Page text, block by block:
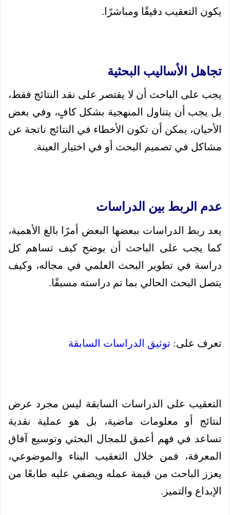
يكون التعقيب دقيقًا ومباشرًا.
تجاهل الأساليب البحثية
يجب على الباحث أن لا يقتصر على نقد النتائج فقط،
بل يجب أن يتناول المنهجية بشكل كافٍ، وفي بعض
الأحيان، يمكن أن تكون الأخطاء في النتائج ناتجة عن
مشاكل في تصميم البحث أو في اختيار العينة.
عدم الربط بين الدراسات
يعد ربط الدراسات ببعضها البعض أمرًا بالغ الأهمية،
كما يجب على الباحث أن يوضح كيف تساهم كل
دراسة في تطوير البحث العلمي في مجاله، وكيف
يتصل البحث الحالي بما تم دراسته مسبقًا.
تعرف على: توثيق الدراسات السابقة
التعقيب على الدراسات السابقة ليس مجرد عرض
لنتائج أو معلومات ماضية، بل هو عملية نقدية
تساعد في فهم أعمق للمجال البحثي وتوسيع آفاق
المعرفة، فمن خلال التعقيب البناء والموضوعي،
يعزز الباحث من قيمة عمله ويضفي عليه طابعًا من
الإبداع والتميز.